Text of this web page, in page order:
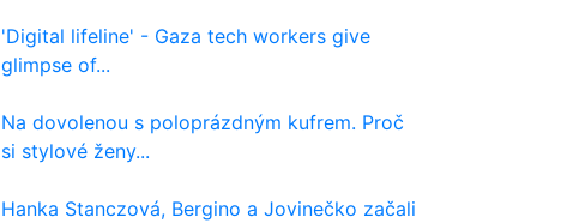
'Digital lifeline' - Gaza tech workers give
glimpse of...
Na dovolenou s poloprázdným kufrem. Proč
si stylové ženy...
Hanka Stanczová, Bergino a Jovinečko začali